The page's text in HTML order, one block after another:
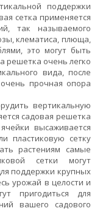
поддержки
сетка применяется
так называемого
клематиса, плюща,
это могут быть
решетка очень легко
вида, после
прочная опора
вертикальную
садовая решетка
высаживается
пластиковую сетку
растениям самые
сетки могут
поддержки крупных
урожай в целости и
пригодиться для
вашего садового